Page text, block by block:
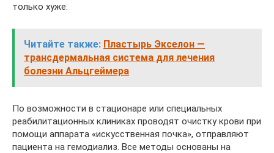
только хуже.
Читайте также: Пластырь Экселон —
трансдермальная система для лечения
болезни Альцгеймера
По возможности в стационаре или специальных
реабилитационных клиниках проводят очистку крови при
помощи аппарата «искусственная почка», отправляют
пациента на гемодиализ. Все методы основаны на